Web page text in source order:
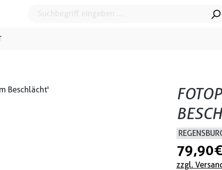
79,90
zzgl.